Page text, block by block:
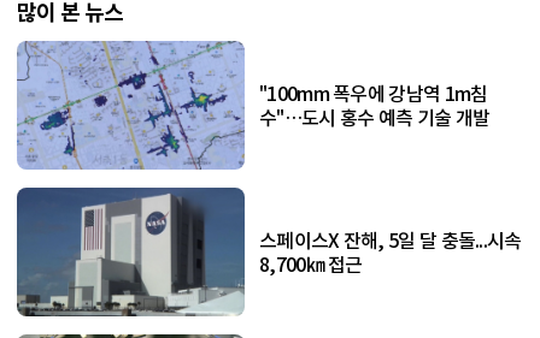
많이 본 뉴스
"100mm 폭우에 강남역 1m침
수"…도시 홍수 예측 기술 개발
스페이스X 잔해, 5일 달 충돌...시속
8,700㎞ 접근